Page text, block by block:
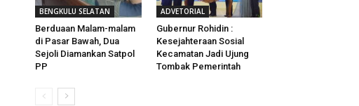
BENGKULU SELATAN
Berduaan Malam-malam
di Pasar Bawah, Dua
Sejoli Diamankan Satpol
PP
ADVETORIAL
Gubernur Rohidin :
Kesejahteraan Sosial
Kecamatan Jadi Ujung
Tombak Pemerintah